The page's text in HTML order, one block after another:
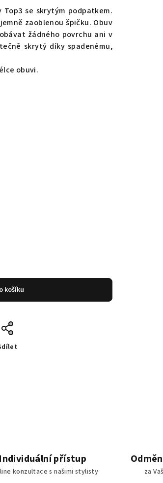
Top3 se skrytým podpatkem.
zaoblenou špičku. Obuv
žádného povrchu ani v
skrytý díky spadenému,
obuvi.
košíku
Individuální přístup
konzultace s našimi stylisty za